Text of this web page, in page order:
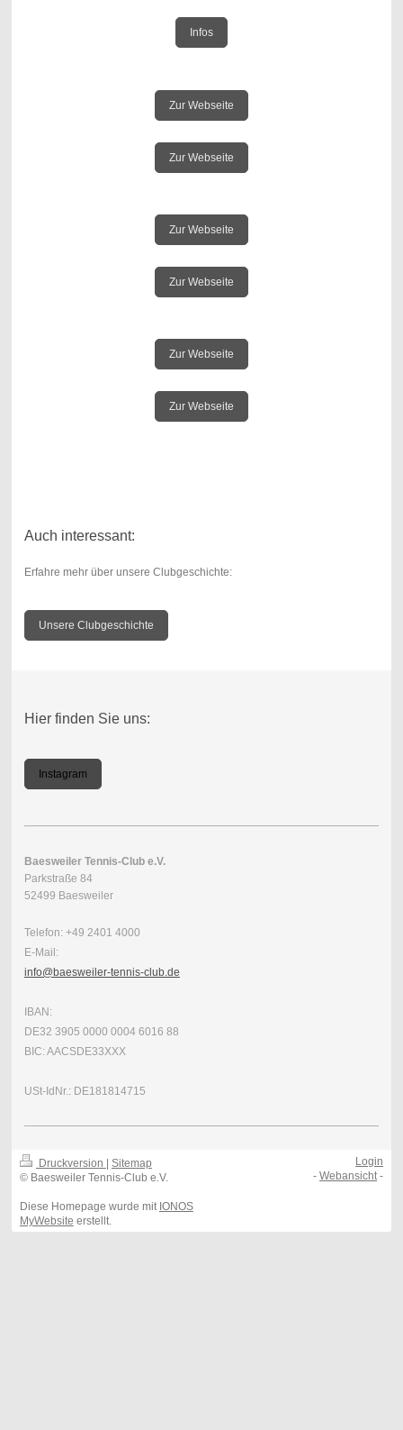
Infos
Zur Webseite
Zur Webseite
Zur Webseite
Zur Webseite
Zur Webseite
Zur Webseite
Auch interessant:
Erfahre mehr über unsere Clubgeschichte:
Unsere Clubgeschichte
Hier finden Sie uns:
Instagram
Baesweiler Tennis-Club e.V.
Parkstraße 84
52499 Baesweiler
Telefon: +49 2401 4000
E-Mail:
info@baesweiler-tennis-club.de
IBAN:
DE32 3905 0000 0004 6016 88
BIC: AACSDE33XXX
USt-IdNr.: DE181814715
Druckversion | Sitemap
© Baesweiler Tennis-Club e.V.
Diese Homepage wurde mit IONOS
MyWebsite erstellt.
Login
-Webansicht -